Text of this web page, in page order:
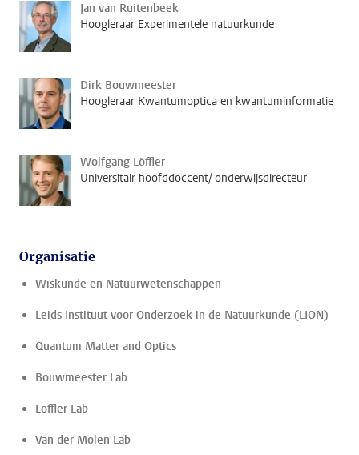
Jan van Ruitenbeek
Hoogleraar Experimentele natuurkunde
Dirk Bouwmeester
Hoogleraar Kwantumoptica en kwantuminformatie
Wolfgang Löffler
Universitair hoofddoccent/ onderwijsdirecteur
Organisatie
Wiskunde en Natuurwetenschappen
Leids Instituut voor Onderzoek in de Natuurkunde (LION)
Quantum Matter and Optics
Bouwmeester Lab
Löffler Lab
Van der Molen Lab